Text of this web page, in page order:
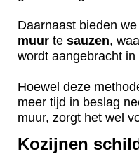
Daarnaast bieden
muur te sauzen,
wordt aangebracht
Hoewel deze
meer tijd in beslag
muur, zorgt het wel
Kozijnen